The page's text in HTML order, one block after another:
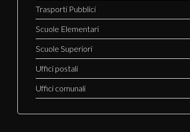
Trasporti Pubblici
Scuole Elementari
Scuole Superiori
Uffici postali
Uffici comunali